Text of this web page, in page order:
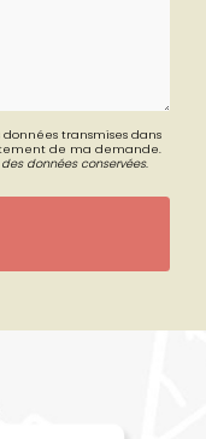
transmises dans
de ma demande.